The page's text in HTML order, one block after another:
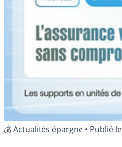
💰 Actualités épargne • Publié le